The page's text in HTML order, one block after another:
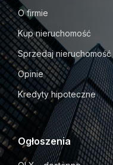
O firmie
Kup nieruchomość
Sprzedaj nieruchomość
Opinie
Kredyty hipoteczne
Ogłoszenia